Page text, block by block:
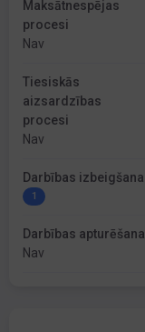
Maksātnespējas
procesi
Nav
Tiesiskās
aizsardzības
procesi
Nav
Darbības izbeigšana
1
Darbības apturēšana
Nav